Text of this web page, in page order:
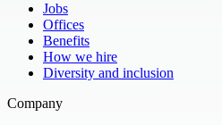
Jobs
Offices
Benefits
How we hire
Diversity and inclusion
Company